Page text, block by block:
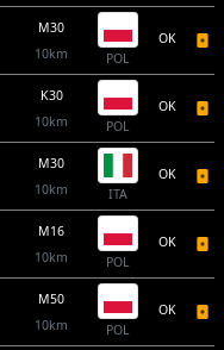
M30
10km
POL
OK
K30
10km
POL
OK
M30
10km
ITA
OK
M16
10km
POL
OK
M50
10km
POL
OK